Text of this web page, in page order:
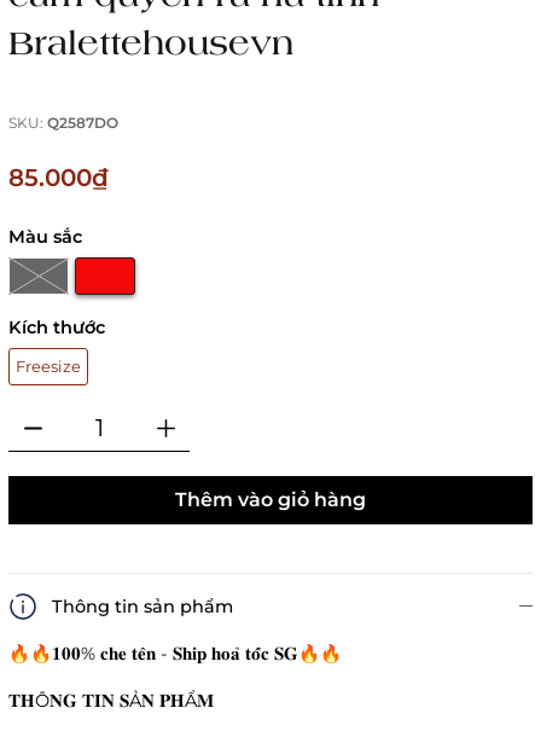
Bralettehousevn
SKU: Q2587DO
85.000₫
Màu sắc
Kích thước
Freesize
Thêm vào giỏ hàng
Thông tin sản phẩm
🔥🔥𝟏𝟎𝟎% 𝐜𝐡𝐞 𝐭𝐞̂𝐧 - 𝐒𝐡𝐢𝐩 𝐡𝐨𝐚̉ 𝐭𝐨̂́𝐜 𝐒𝐆🔥🔥
𝐓𝐇Ô𝐍𝐆 𝐓𝐈𝐍 𝐒Ả𝐍 𝐏𝐇Ẩ𝐌